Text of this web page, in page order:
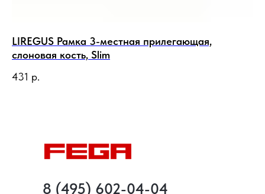
LIREGUS Рамка 3-местная прилегающая,
слоновая кость, Slim
431 р.
8 (495) 602-04-04